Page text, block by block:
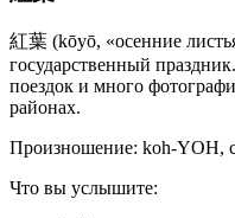
紅葉 (kōyō, «осенние
государственный
поездок и много
районах.
Произношение: koh-YOH,
Что вы услышите: